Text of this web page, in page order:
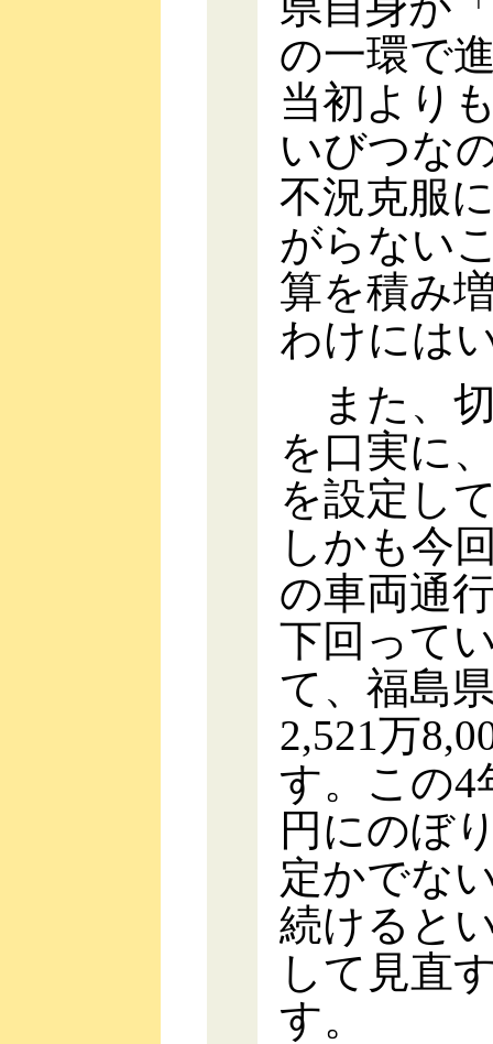
の一環で
当初より
いびつな
不況克服
がらない
算を積み
わけには
また、
を口実に
を設定し
しかも今
の車両通
下回って
て、福島
2,521万
す。この4
円にのぼ
定かでな
続けると
して見直
す。